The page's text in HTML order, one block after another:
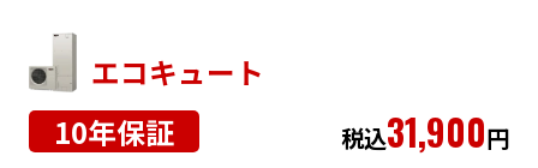
エコキュート
10年保証
税込31,900円